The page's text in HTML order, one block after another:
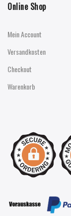
Online Shop
Mein Account
Versandkosten
Checkout
Warenkorb